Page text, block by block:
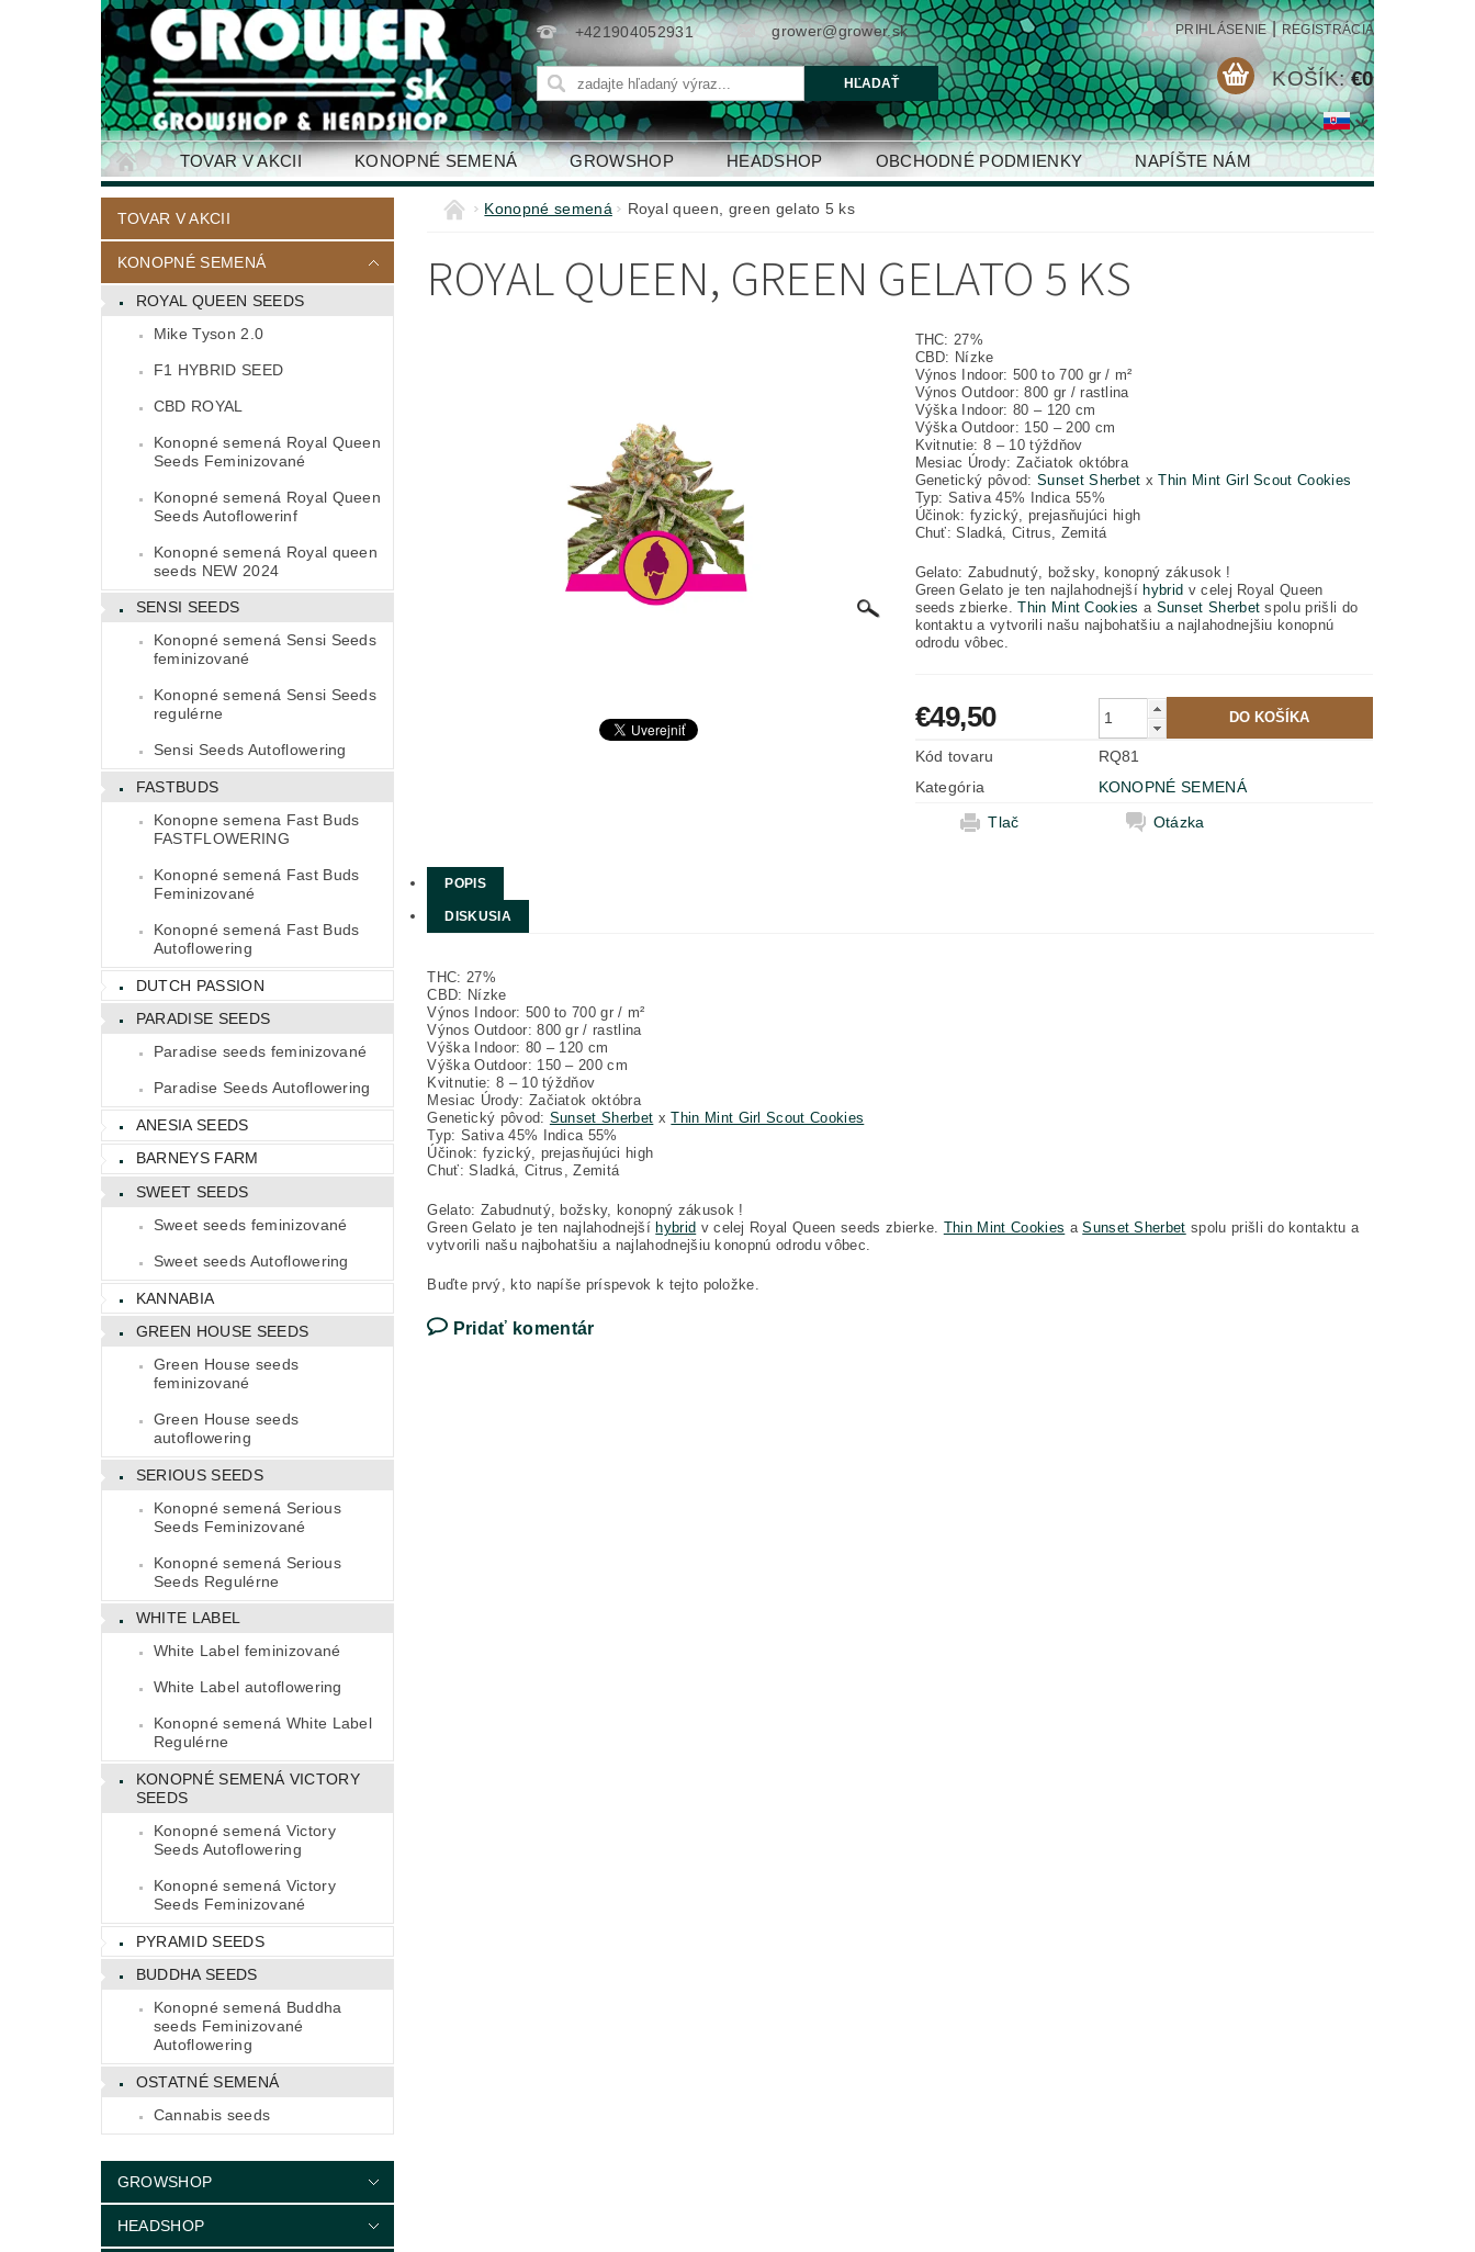
+421904052931 grower@grower.sk PRIHLÁSENIE | REGISTRÁCIA
KOŠÍK: €0
TOVAR V AKCII KONOPNÉ SEMENÁ GROWSHOP HEADSHOP OBCHODNÉ PODMIENKY NAPÍŠTE NÁM
KONTAKTY
TOVAR V AKCII
KONOPNÉ SEMENÁ
ROYAL QUEEN SEEDS
Mike Tyson 2.0
F1 HYBRID SEED
CBD ROYAL
Konopné semená Royal Queen
Seeds Feminizované
Konopné semená Royal Queen
Seeds Autoflowerinf
Konopné semená Royal queen
seeds NEW 2024
SENSI SEEDS
Konopné semená Sensi Seeds
feminizované
Konopné semená Sensi Seeds
regulérne
Sensi Seeds Autoflowering
FASTBUDS
Konopne semena Fast Buds
FASTFLOWERING
Konopné semená Fast Buds
Feminizované
Konopné semená Fast Buds
Autoflowering
DUTCH PASSION
PARADISE SEEDS
Paradise seeds feminizované
Paradise Seeds Autoflowering
ANESIA SEEDS
BARNEYS FARM
SWEET SEEDS
Sweet seeds feminizované
Sweet seeds Autoflowering
KANNABIA
GREEN HOUSE SEEDS
Green House seeds
feminizované
Green House seeds
autoflowering
SERIOUS SEEDS
Konopné semená Serious
Seeds Feminizované
Konopné semená Serious
Seeds Regulérne
WHITE LABEL
White Label feminizované
White Label autoflowering
Konopné semená White Label
Regulérne
KONOPNÉ SEMENÁ VICTORY
SEEDS
Konopné semená Victory
Seeds Autoflowering
Konopné semená Victory
Seeds Feminizované
PYRAMID SEEDS
BUDDHA SEEDS
Konopné semená Buddha
seeds Feminizované
Autoflowering
OSTATNÉ SEMENÁ
Cannabis seeds
GROWSHOP
HEADSHOP
Konopné semená Royal queen, green gelato 5 ks
ROYAL QUEEN, GREEN GELATO 5 KS
THC: 27%
CBD: Nízke
Výnos Indoor: 500 to 700 gr / m²
Výnos Outdoor: 800 gr / rastlina
Výška Indoor: 80 – 120 cm
Výška Outdoor: 150 – 200 cm
Kvitnutie: 8 – 10 týždňov
Mesiac Úrody: Začiatok októbra
Genetický pôvod: Sunset Sherbet x Thin Mint Girl Scout Cookies
Typ: Sativa 45% Indica 55%
Účinok: fyzický, prejasňujúci high
Chuť: Sladká, Citrus, Zemitá
Gelato: Zabudnutý, božsky, konopný zákusok !
Green Gelato je ten najlahodnejší hybrid v celej Royal Queen
seeds zbierke. Thin Mint Cookies a Sunset Sherbet spolu prišli do
kontaktu a vytvorili našu najbohatšiu a najlahodnejšiu konopnú
odrodu vôbec.
€49,50
Kód tovaru
RQ81
Kategória
KONOPNÉ SEMENÁ
Tlač
Otázka
POPIS
DISKUSIA
THC: 27%
CBD: Nízke
Výnos Indoor: 500 to 700 gr / m²
Výnos Outdoor: 800 gr / rastlina
Výška Indoor: 80 – 120 cm
Výška Outdoor: 150 – 200 cm
Kvitnutie: 8 – 10 týždňov
Mesiac Úrody: Začiatok októbra
Genetický pôvod: Sunset Sherbet x Thin Mint Girl Scout Cookies
Typ: Sativa 45% Indica 55%
Účinok: fyzický, prejasňujúci high
Chuť: Sladká, Citrus, Zemitá
Gelato: Zabudnutý, božsky, konopný zákusok !
Green Gelato je ten najlahodnejší hybrid v celej Royal Queen seeds zbierke. Thin Mint Cookies a Sunset Sherbet spolu prišli do kontaktu a
vytvorili našu najbohatšiu a najlahodnejšiu konopnú odrodu vôbec.
Buďte prvý, kto napíše príspevok k tejto položke.
Pridať komentár